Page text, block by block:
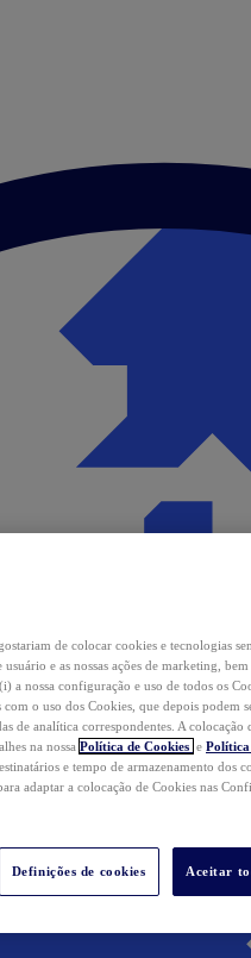
de colocar cookies e tecnologias
e as nossas ações de marketing,
a nossa configuração e uso de todos os
com o uso dos Cookies, que depois podem
de analítica correspondentes. A
na nossa Política de Cookies e Política
e tempo de armazenamento dos
adaptar a colocação de Cookies nas
Definições de cookies Aceitar